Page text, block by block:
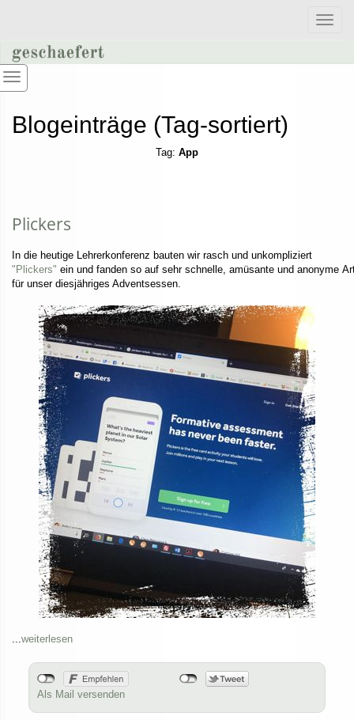
Toggle
Blogeinträge (Tag-sortiert)
Tag: App
Plickers
In die heutige Lehrerkonferenz bauten wir rasch und unkompliziert
"Plickers" ein und fanden so auf sehr schnelle, amüsante und anonyme
für unser diesjähriges Adventsessen.
weiterlesen
Als Mail versenden